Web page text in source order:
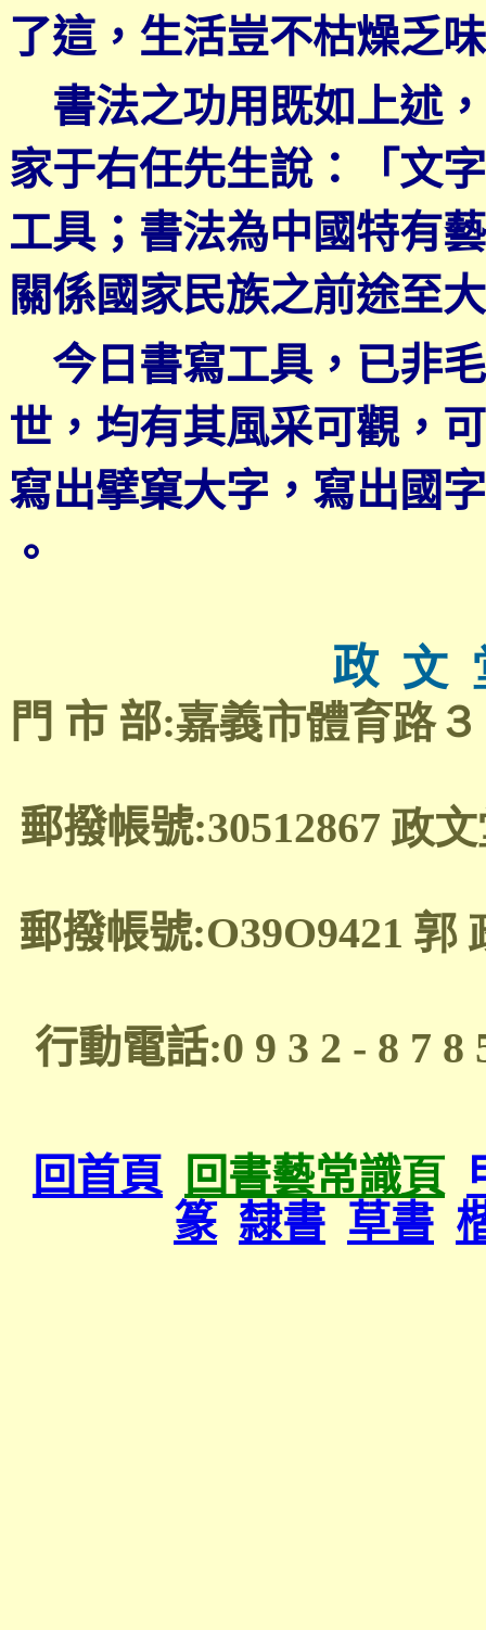
了這，生活豈不枯燥乏
書法之功用既如上述
家于右任先生說：「文
工具；書法為中國特有
關係國家民族之前途至
今日書寫工具，已非
世，均有其風采可觀，
寫出擘窠大字，寫出國
。
政 文
門 市 部:嘉義市體育路
郵撥帳號:30512867 政
郵撥帳號:O39O9421
行動電話:0 9 3 2 - 8 7 8
回首頁 回書藝常識頁
篆 隸書 草書